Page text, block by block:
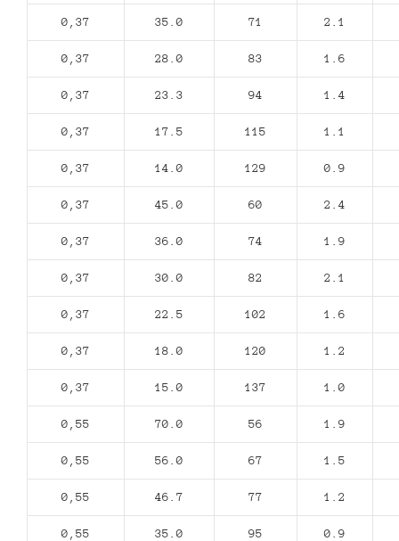
0,37 35.0 71 2.1
0,37 28.0 83 1.6
0,37 23.3 94 1.4
0,37 17.5 115 1.1
0,37 14.0 129 0.9
0,37 45.0 60 2.4
0,37 36.0 74 1.9
0,37 30.0 82 2.1
0,37 22.5 102 1.6
0,37 18.0 120 1.2
0,37 15.0 137 1.0
0,55 70.0 56 1.9
0,55 56.0 67 1.5
0,55 46.7 77 1.2
0,55 35.0 95 0.9